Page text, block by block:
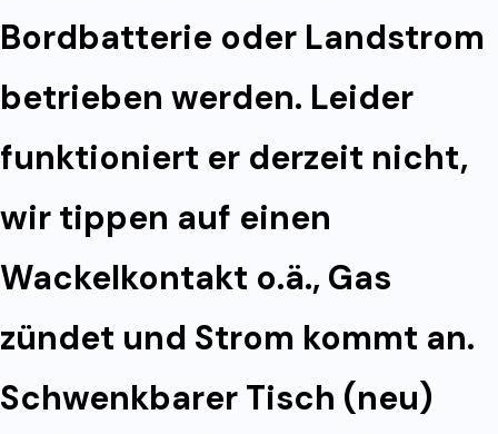
Bordbatterie oder Landstrom
betrieben werden. Leider
funktioniert er derzeit nicht,
wir tippen auf einen
Wackelkontakt o.ä., Gas
zündet und Strom kommt an.
Schwenkbarer Tisch (neu)